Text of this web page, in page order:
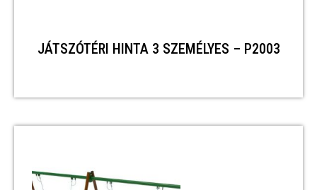
JÁTSZÓTÉRI HINTA 3 SZEMÉLYES – P2003